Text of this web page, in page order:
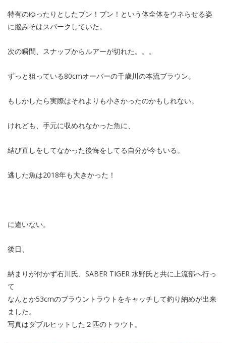
特有のゆったりとしたブン！ブン！という体全体をウネらせる姿
に脳みそはスパークしていた。
次の瞬間、スナップからルアーが切れた。。。
ずっと狙っている80cmオーバーの千歳川の本流ブラウン。
もしかしたら実際はそれよりも小さかったのかもしれない。
けれども、手元に収めれなかった魚に、
結び直しをしてなかった後悔をしてる自分が今もいる。
逃した魚は2018年も大きかった！
に違いない。
後日、
納まりが付かず石川氏、SABER TIGER 水野氏と共に上流部へ行っ
て
なんとか53cmのブラウントラウトをキャッチして釣り納めが出来
ました。
写真はダブルヒットした２匹のトラウト。